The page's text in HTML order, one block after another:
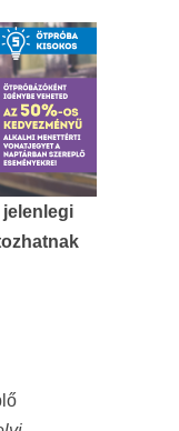
jelenlegi